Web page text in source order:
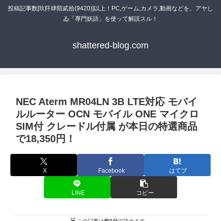
投稿記事数[玖阡肆陌貳拾(9420)]以上！PC,ゲーム,カメラ,動画などを、アヤし
ゐ「專門妖語」を使ッて解説スル！
shattered-blog.com
NEC Aterm MR04LN 3B LTE対応 モバイ
ルルーター OCN モバイル ONE マイクロ
SIM付 クレードル付属 が本日の特選商品
で18,350円！
X Facebook はてブ
LINE コピー